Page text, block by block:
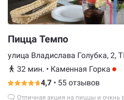
Пицца Темпо
улица Владислава Голубка, 2,
32 мин. • Каменная Горка
4,7 • 55 отзывов